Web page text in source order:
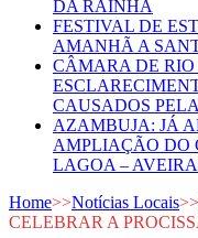
DA RAINHA
FESTIVAL DE
AMANHÃ A
CÂMARA DE RIO
CAUSADOS
AZAMBUJA: JÁ
AMPLIAÇÃO DO
LAGOA –
Home>>Notícias Locais>>
CELEBRAR A